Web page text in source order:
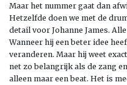
Maar het nummer gaat dan
Hetzelfde doen we met de
detail voor Johanne James.
Wanneer hij een beter idee
veranderen. Maar hij weet
net zo belangrijk als de zang
alleen maar een beat. Het is